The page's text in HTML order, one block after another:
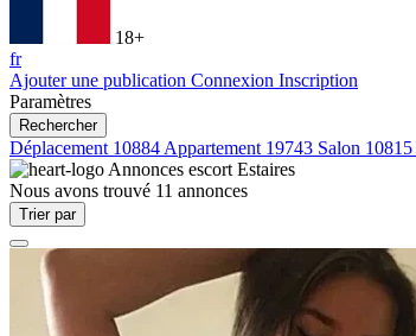
18+
fr
Ajouter une publication Connexion Inscription
Paramètres
Rechercher
Déplacement 10884 Appartement 19743 Salon 10815
Annonces escort Estaires
Nous avons trouvé 11 annonces
Trier par